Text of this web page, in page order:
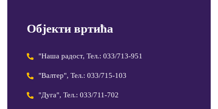
Објекти вртића
"Наша радост, Тел.: 033/713-951
"Валтер", Тел.: 033/715-103
"Дуга", Тел.: 033/711-702